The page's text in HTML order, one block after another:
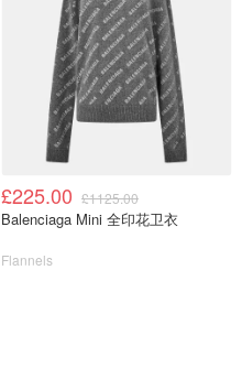
£225.00 £1125.00
Balenciaga Mini 全印花卫衣
Flannels